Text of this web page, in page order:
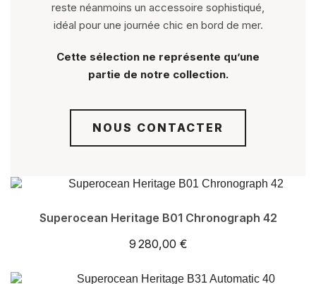
reste néanmoins un accessoire sophistiqué,
idéal pour une journée chic en bord de mer.
Cette sélection ne représente qu’une
partie de notre collection.
NOUS CONTACTER
Superocean Heritage B01 Chronograph 42
9 280,00 €